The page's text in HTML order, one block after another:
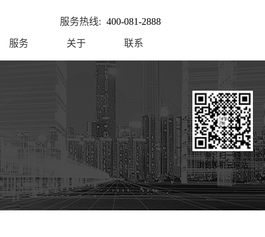
服务热线: 400-081-2888
服务 关于 联系
亲，扫一扫
浏览手机云网站